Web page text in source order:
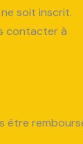
soit inscrit.
contacter à
être